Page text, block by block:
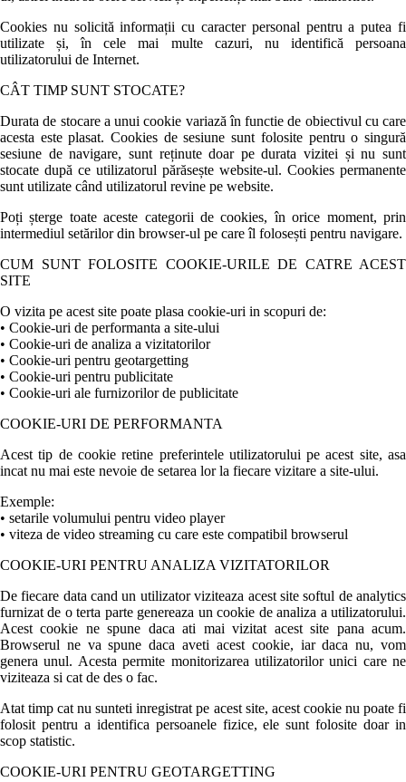
Cookies nu solicită informații cu caracter personal pentru a putea fi
utilizate și, în cele mai multe cazuri, nu identifică persoana
utilizatorului de Internet.
CÂT TIMP SUNT STOCATE?
Durata de stocare a unui cookie variază în functie de obiectivul cu care
acesta este plasat. Cookies de sesiune sunt folosite pentru o singură
sesiune de navigare, sunt reținute doar pe durata vizitei și nu sunt
stocate după ce utilizatorul părăsește website-ul. Cookies permanente
sunt utilizate când utilizatorul revine pe website.
Poți șterge toate aceste categorii de cookies, în orice moment, prin
intermediul setărilor din browser-ul pe care îl folosești pentru navigare.
CUM SUNT FOLOSITE COOKIE-URILE DE CATRE ACEST
SITE
O vizita pe acest site poate plasa cookie-uri in scopuri de:
• Cookie-uri de performanta a site-ului
• Cookie-uri de analiza a vizitatorilor
• Cookie-uri pentru geotargetting
• Cookie-uri pentru publicitate
• Cookie-uri ale furnizorilor de publicitate
COOKIE-URI DE PERFORMANTA
Acest tip de cookie retine preferintele utilizatorului pe acest site, asa
incat nu mai este nevoie de setarea lor la fiecare vizitare a site-ului.
Exemple:
• setarile volumului pentru video player
• viteza de video streaming cu care este compatibil browserul
COOKIE-URI PENTRU ANALIZA VIZITATORILOR
De fiecare data cand un utilizator viziteaza acest site softul de analytics
furnizat de o terta parte genereaza un cookie de analiza a utilizatorului.
Acest cookie ne spune daca ati mai vizitat acest site pana acum.
Browserul ne va spune daca aveti acest cookie, iar daca nu, vom
genera unul. Acesta permite monitorizarea utilizatorilor unici care ne
viziteaza si cat de des o fac.
Atat timp cat nu sunteti inregistrat pe acest site, acest cookie nu poate fi
folosit pentru a identifica persoanele fizice, ele sunt folosite doar in
scop statistic.
COOKIE-URI PENTRU GEOTARGETTING